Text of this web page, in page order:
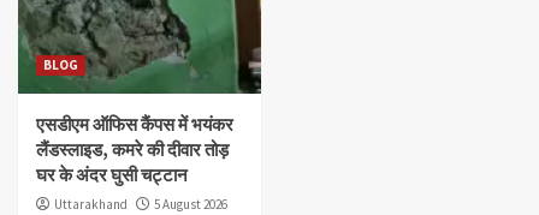
BLOG
एसडीएम ऑफिस कैंपस में भयंकर
लैंडस्लाइड, कमरे की दीवार तोड़
घर के अंदर घुसी चट्टान
Uttarakhand
5 August 2026